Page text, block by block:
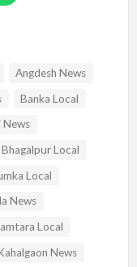
Angdesh News
Banka Local
News
Bhagalpur Local
Local
News
Local
News